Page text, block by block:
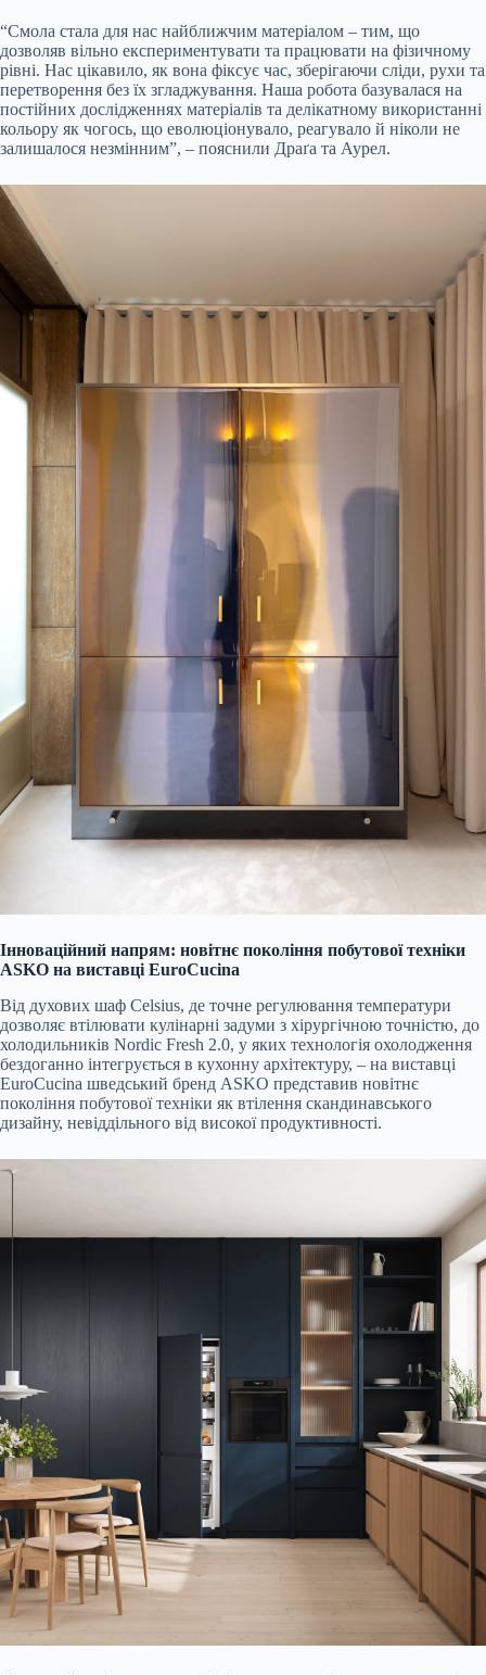
“Смола стала для нас найближчим матеріалом – тим, що
дозволяв вільно експериментувати та працювати на фізичному
рівні. Нас цікавило, як вона фіксує час, зберігаючи сліди, рухи та
перетворення без їх згладжування. Наша робота базувалася на
постійних дослідженнях матеріалів та делікатному використанні
кольору як чогось, що еволюціонувало, реагувало й ніколи не
залишалося незмінним”, – пояснили Драґа та Аурел.
Інноваційний напрям: новітнє покоління побутової техніки
ASKO на виставці EuroCucina
Від духових шаф Celsius, де точне регулювання температури
дозволяє втілювати кулінарні задуми з хірургічною точністю, до
холодильників Nordic Fresh 2.0, у яких технологія охолодження
бездоганно інтегрується в кухонну архітектуру, – на виставці
EuroCucina шведський бренд ASKO представив новітнє
покоління побутової техніки як втілення скандинавського
дизайну, невіддільного від високої продуктивності.